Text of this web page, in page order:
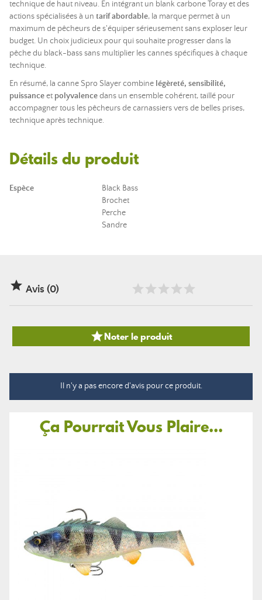
technique de haut niveau. En intégrant un blank carbone Toray et des
actions spécialisées à un tarif abordable, la marque permet à un
maximum de pêcheurs de s'équiper sérieusement sans exploser leur
budget. Un choix judicieux pour qui souhaite progresser dans la
pêche du black-bass sans multiplier les cannes spécifiques à chaque
technique.
En résumé, la canne Spro Slayer combine légèreté, sensibilité,
puissanceet polyvalencedans un ensemble cohérent, taillé pour
accompagner tous les pêcheurs de carnassiers vers de belles prises,
technique après technique.
Détails du produit
Espèce
Black Bass
Brochet
Perche
Sandre
 Avis (0)
Noter le produit
Il n'y a pas encore d'avis pour ce produit.
Ça Pourrait Vous Plaire...